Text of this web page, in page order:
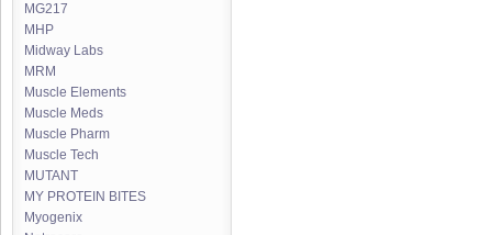
MG217
MHP
Midway Labs
MRM
Muscle Elements
Muscle Meds
Muscle Pharm
Muscle Tech
MUTANT
MY PROTEIN BITES
Myogenix